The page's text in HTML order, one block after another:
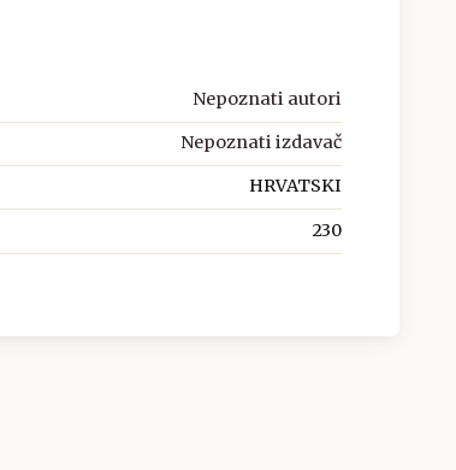
Nepoznati autori
Nepoznati izdavač
HRVATSKI
230